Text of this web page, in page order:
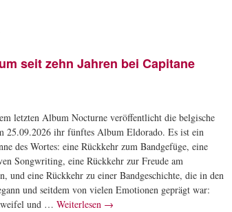
seit zehn Jahren bei Capitane
letzten Album Nocturne veröffentlicht die belgische
25.09.2026 ihr fünftes Album Eldorado. Es ist ein
des Wortes: eine Rückkehr zum Bandgefüge, eine
Songwriting, eine Rückkehr zur Freude am
und eine Rückkehr zu einer Bandgeschichte, die in den
und seitdem von vielen Emotionen geprägt war:
und … Weiterlesen →